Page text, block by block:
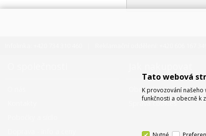
Obchodní podmínky
Správa cookies
Tato webová
K provozování našeho
funkčnosti a obecně k